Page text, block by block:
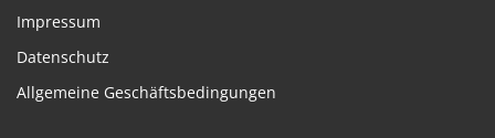
Impressum
Datenschutz
Allgemeine Geschäftsbedingungen